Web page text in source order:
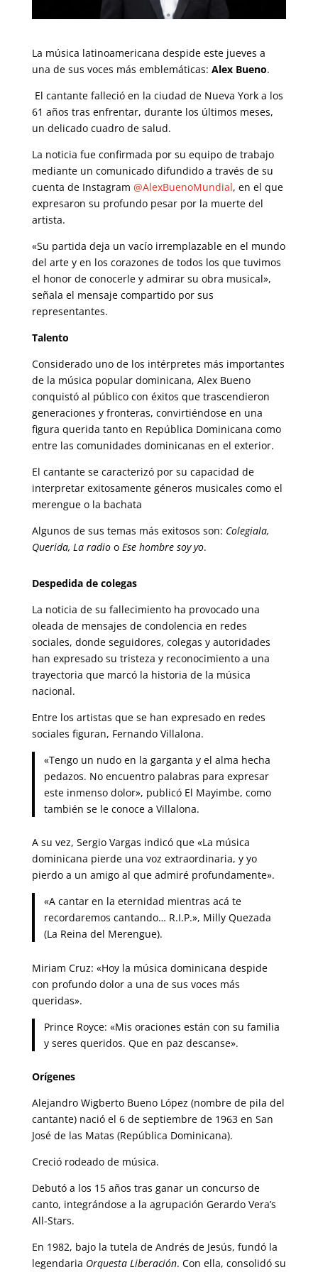
La música latinoamericana despide este jueves a
una de sus voces más emblemáticas: Alex Bueno.
El cantante falleció en la ciudad de Nueva York a los
61 años tras enfrentar, durante los últimos meses,
un delicado cuadro de salud.
La noticia fue confirmada por su equipo de trabajo
mediante un comunicado difundido a través de su
cuenta de Instagram @AlexBuenoMundial, en el que
expresaron su profundo pesar por la muerte del
artista.
«Su partida deja un vacío irremplazable en el mundo
del arte y en los corazones de todos los que tuvimos
el honor de conocerle y admirar su obra musical»,
señala el mensaje compartido por sus
representantes.
Talento
Considerado uno de los intérpretes más importantes
de la música popular dominicana, Alex Bueno
conquistó al público con éxitos que trascendieron
generaciones y fronteras, convirtiéndose en una
figura querida tanto en República Dominicana como
entre las comunidades dominicanas en el exterior.
El cantante se caracterizó por su capacidad de
interpretar exitosamente géneros musicales como el
merengue o la bachata
Algunos de sus temas más exitosos son: Colegiala,
Querida, La radio oEse hombre soy yo.
Despedida de colegas
La noticia de su fallecimiento ha provocado una
oleada de mensajes de condolencia en redes
sociales, donde seguidores, colegas y autoridades
han expresado su tristeza y reconocimiento a una
trayectoria que marcó la historia de la música
nacional.
Entre los artistas que se han expresado en redes
sociales figuran, Fernando Villalona.
«Tengo un nudo en la garganta y el alma hecha
pedazos. No encuentro palabras para expresar
este inmenso dolor», publicó El Mayimbe, como
también se le conoce a Villalona.
A su vez, Sergio Vargas indicó que «La música
dominicana pierde una voz extraordinaria, y yo
pierdo a un amigo al que admiré profundamente».
«A cantar en la eternidad mientras acá te
recordaremos cantando… R.I.P.», Milly Quezada
(La Reina del Merengue).
Miriam Cruz: «Hoy la música dominicana despide
con profundo dolor a una de sus voces más
queridas».
Prince Royce: «Mis oraciones están con su familia
y seres queridos. Que en paz descanse».
Orígenes
Alejandro Wigberto Bueno López (nombre de pila del
cantante) nació el 6 de septiembre de 1963 en San
José de las Matas (República Dominicana).
Creció rodeado de música.
Debutó a los 15 años tras ganar un concurso de
canto, integrándose a la agrupación Gerardo Vera’s
All-Stars.
En 1982, bajo la tutela de Andrés de Jesús, fundó la
legendaria Orquesta Liberación. Con ella, consolidó su